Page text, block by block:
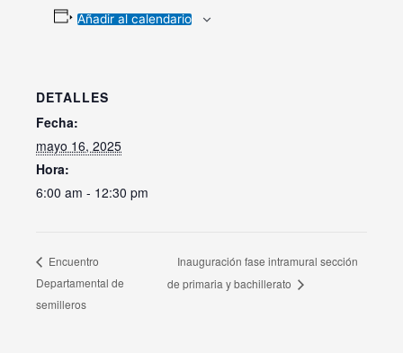
Añadir al calendario
DETALLES
Fecha:
mayo 16, 2025
Hora:
6:00 am - 12:30 pm
Encuentro
Departamental de
semilleros
Inauguración fase intramural sección
de primaria y bachillerato